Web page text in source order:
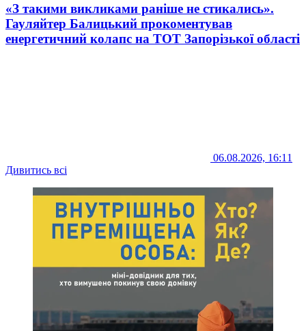
«З такими викликами раніше не стикались».
Гауляйтер Балицький прокоментував
енергетичний колапс на ТОТ Запорізької області
06.08.2026, 16:11
Дивитись всі